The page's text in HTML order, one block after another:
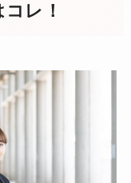
レ！